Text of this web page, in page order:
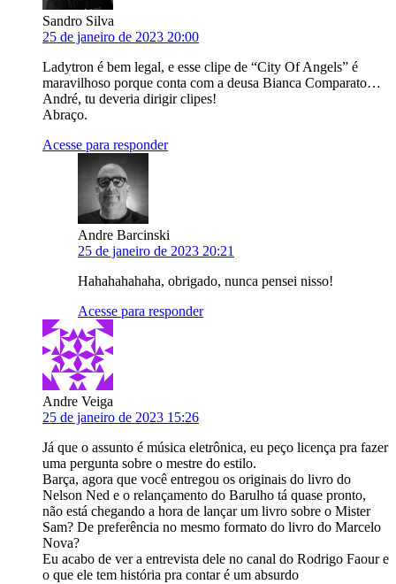
Sandro Silva
25 de janeiro de 2023 20:00
Ladytron é bem legal, e esse clipe de “City Of Angels” é
maravilhoso porque conta com a deusa Bianca Comparato…
André, tu deveria dirigir clipes!
Abraço.
Acesse para responder
Andre Barcinski
25 de janeiro de 2023 20:21
Hahahahahaha, obrigado, nunca pensei nisso!
Acesse para responder
Andre Veiga
25 de janeiro de 2023 15:26
Já que o assunto é música eletrônica, eu peço licença pra fazer
uma pergunta sobre o mestre do estilo.
Barça, agora que você entregou os originais do livro do
Nelson Ned e o relançamento do Barulho tá quase pronto,
não está chegando a hora de lançar um livro sobre o Mister
Sam? De preferência no mesmo formato do livro do Marcelo
Nova?
Eu acabo de ver a entrevista dele no canal do Rodrigo Faour e
o que ele tem história pra contar é um absurdo